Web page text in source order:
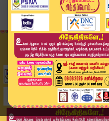
Home
வீடியோ ஸ்டோரி
நான் சொல்லி கூட்டிட்டு